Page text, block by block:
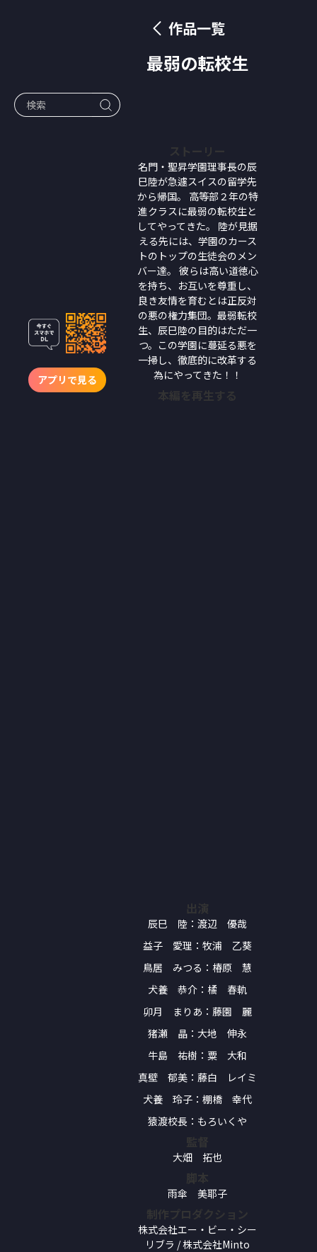
アプリで見る
作品一覧
最弱の転校生
ストーリー
名門・聖昇学園理事長の辰
巳陸が急遽スイスの留学先
から帰国。 高等部２年の特
進クラスに最弱の転校生と
してやってきた。 陸が見据
える先には、学園のカース
トのトップの生徒会のメン
バー達。 彼らは高い道徳心
を持ち、お互いを尊重し、
良き友情を育むとは正反対
の悪の権力集団。最弱転校
生、辰巳陸の目的はただ一
つ。この学園に蔓延る悪を
一掃し、徹底的に改革する
為にやってきた！！
本編を再生する
出演
辰巳 陸：渡辺 優哉
益子 愛理：牧浦 乙葵
鳥居 みつる：椿原 慧
犬養 恭介：橘 春軌
卯月 まりあ：藤園 麗
猪瀬 晶：大地 伸永
牛島 祐樹：粟 大和
真壁 郁美：藤白 レイミ
犬養 玲子：棚橋 幸代
猿渡校長：もろいくや
監督
大畑 拓也
脚本
雨傘 美耶子
制作プロダクション
株式会社エー・ビー・シー
リブラ / 株式会社Minto